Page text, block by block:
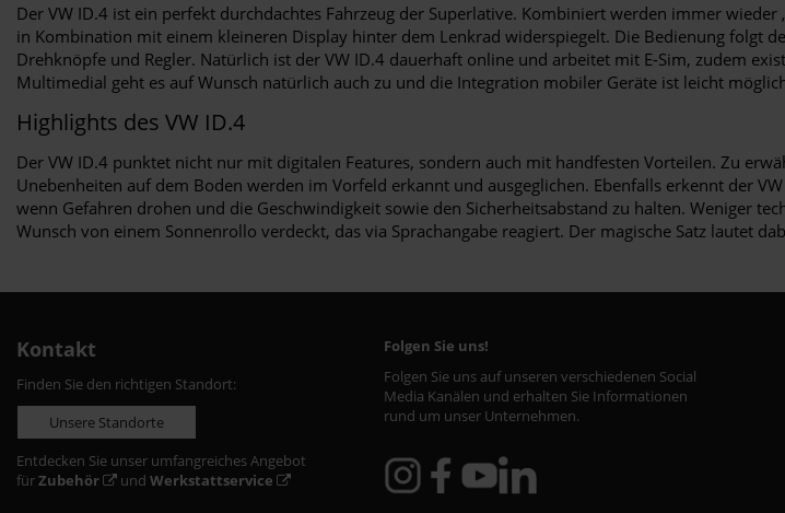
Der VW ID.4 ist ein perfekt durchdachtes Fahrzeug der Superlative. Kombiniert werden immer
in Kombination mit einem kleineren Display hinter dem Lenkrad widerspiegelt. Die Bedienung folgt
Drehknöpfe und Regler. Natürlich ist der VW ID.4 dauerhaft online und arbeitet mit E-Sim, zudem
Multimedial geht es auf Wunsch natürlich auch zu und die Integration mobiler Geräte ist leicht
Highlights des VW ID.4
Der VW ID.4 punktet nicht nur mit digitalen Features, sondern auch mit handfesten Vorteilen. Zu
Unebenheiten auf dem Boden werden im Vorfeld erkannt und ausgeglichen. Ebenfalls erkennt der
wenn Gefahren drohen und die Geschwindigkeit sowie den Sicherheitsabstand zu halten. Weniger
Wunsch von einem Sonnenrollo verdeckt, das via Sprachangabe reagiert. Der magische Satz lautet
Kontakt
Finden Sie den richtigen Standort:
Unsere Standorte
Entdecken Sie unser umfangreiches Angebot
fürZubehör und Werkstattservice
Folgen Sie uns!
Folgen Sie uns auf unseren verschiedenen Social
Media Kanälen und erhalten Sie Informationen
rund um unser Unternehmen.